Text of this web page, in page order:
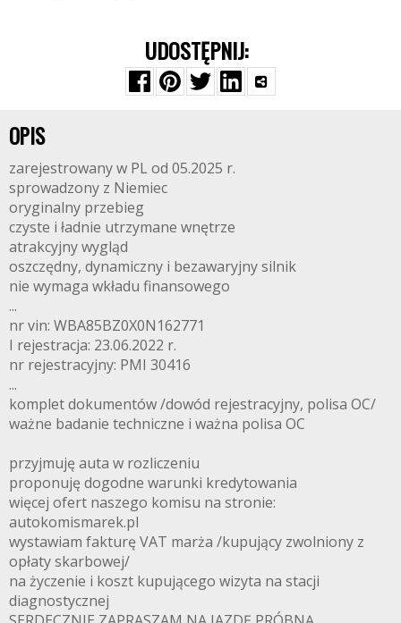
UDOSTĘPNIJ:
OPIS
zarejestrowany w PL od 05.2025 r.
sprowadzony z Niemiec
oryginalny przebieg
czyste i ładnie utrzymane wnętrze
atrakcyjny wygląd
oszczędny, dynamiczny i bezawaryjny silnik
nie wymaga wkładu finansowego
...
nr vin: WBA85BZ0X0N162771
I rejestracja: 23.06.2022 r.
nr rejestracyjny: PMI 30416
...
komplet dokumentów /dowód rejestracyjny, polisa OC/
ważne badanie techniczne i ważna polisa OC
przyjmuję auta w rozliczeniu
proponuję dogodne warunki kredytowania
więcej ofert naszego komisu na stronie:
autokomismarek.pl
wystawiam fakturę VAT marża /kupujący zwolniony z
opłaty skarbowej/
na życzenie i koszt kupującego wizyta na stacji
diagnostycznej